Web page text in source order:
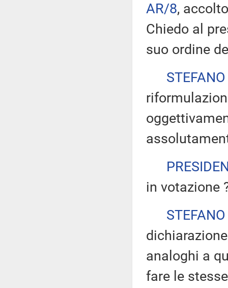
AR/8,
Chiedo al
suo ordine
in votazione
analoghi a
fare le